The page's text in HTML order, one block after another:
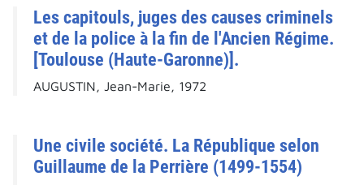
Les capitouls, juges des causes criminels
et de la police à la fin de l'Ancien Régime.
[Toulouse (Haute-Garonne)].
AUGUSTIN, Jean-Marie, 1972
Une civile société. La République selon
Guillaume de la Perrière (1499-1554)